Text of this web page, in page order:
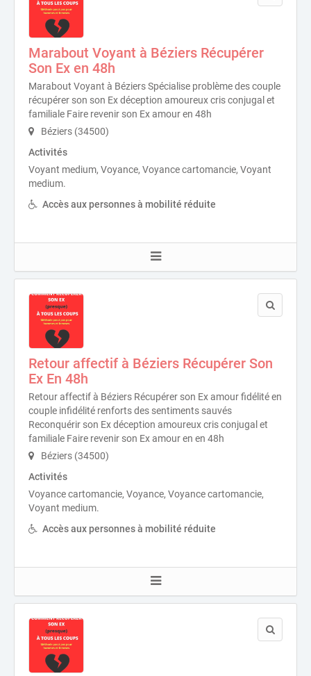
Marabout Voyant à Béziers Récupérer
Son Ex en 48h
Marabout Voyant à Béziers Spécialise problème des couple
récupérer son son Ex déception amoureux cris conjugal et
familiale Faire revenir son Ex amour en 48h
Béziers (34500)
Activités
Voyant medium, Voyance, Voyance cartomancie, Voyant
medium.
Accès aux personnes à mobilité réduite
Retour affectif à Béziers Récupérer Son
Ex En 48h
Retour affectif à Béziers Récupérer son Ex amour fidélité en
couple infidélité renforts des sentiments sauvés
Reconquérir son Ex déception amoureux cris conjugal et
familiale Faire revenir son Ex amour en en 48h
Béziers (34500)
Activités
Voyance cartomancie, Voyance, Voyance cartomancie,
Voyant medium.
Accès aux personnes à mobilité réduite